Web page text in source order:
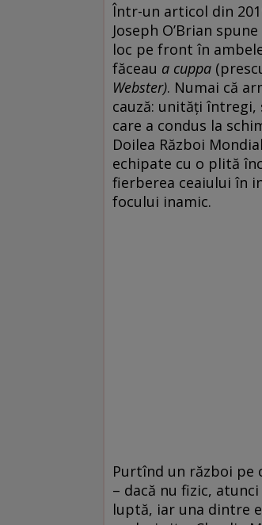
Într-un articol din
Joseph O’Brian
loc pe front în
făceau a cuppa
Webster). Numai că
cauză: unități
care a condus la
Doilea Război
echipate cu o plită
fierberea ceaiului în
focului inamic.
Purtînd un război pe
– dacă nu fizic,
luptă, iar una dintre